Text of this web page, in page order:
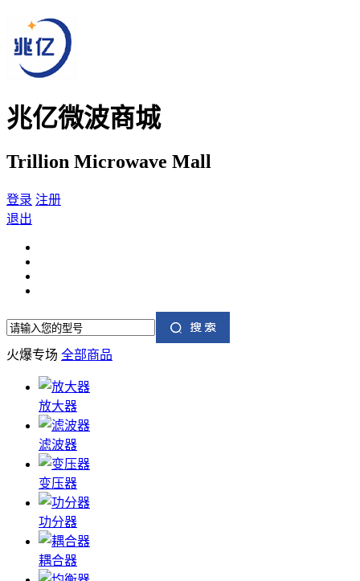
兆亿微波商城
Trillion Microwave Mall
登录 注册
退出
火爆专场 全部商品
放大器
滤波器
变压器
功分器
耦合器